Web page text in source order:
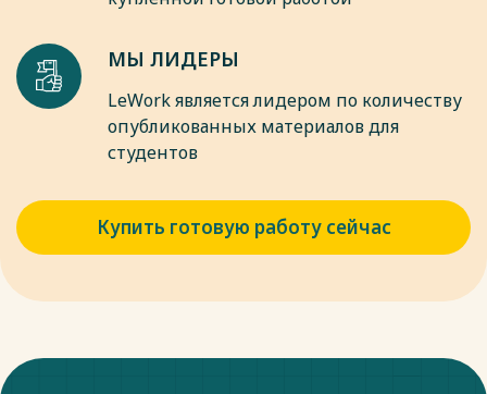
МЫ ЛИДЕРЫ
LeWork является лидером по количеству
опубликованных материалов для
студентов
Купить готовую работу сейчас